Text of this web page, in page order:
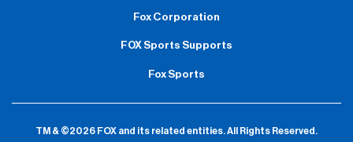
Fox Corporation
FOX Sports Supports
Fox Sports
TM & ©2026 FOX and its related entities.All Rights Reserved.